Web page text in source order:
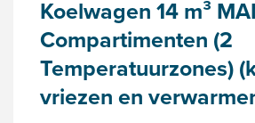
Koelwagen 14 m³
Compartimenten (2
Temperatuurzones)
vriezen en